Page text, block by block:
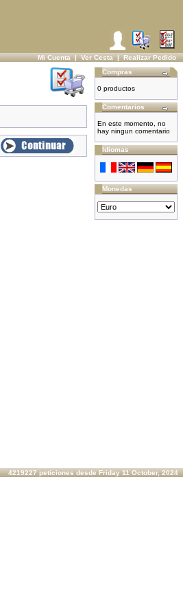
Mi Cuenta|Ver Cesta|Realizar Pedido
Compras
0 productos
Comentarios
En este momento, no
hay ningun comentario
Idiomas
Monedas
4219227 peticiones desde Friday 11 October, 2024